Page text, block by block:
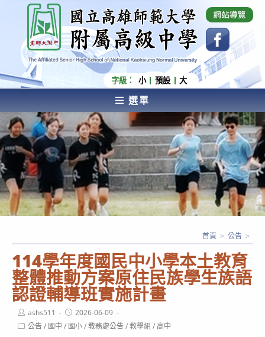
內
容
國立高雄師範大學附屬高級中學 Affiliated Senior
High School of National Kaohsiung Normal
University
字級： 小 預設 大
選單
AFFILIATED SENIOR HIGH SCHOOL OF NATIONAL
KAOHSIUNG NORMAL UNIVERSITY
114學年度國民中小學本土教育
整體推動方案原住民族學生族語
認證輔導班實施計畫
首頁 > 公告 >
Post
author:
ashs511
Post
published:
2026-06-09
Post公告/ 國中 / 國小/教務處公告/教學組 /高中